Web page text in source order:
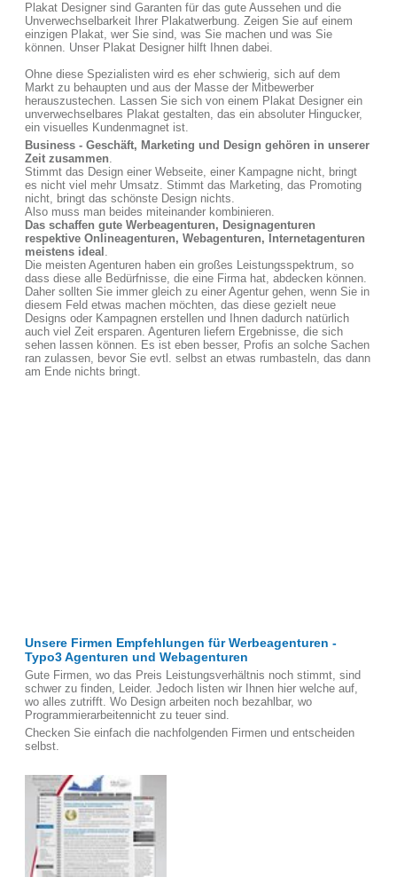
Plakat Designer sind Garanten für das gute Aussehen und die
Unverwechselbarkeit Ihrer Plakatwerbung. Zeigen Sie auf einem
einzigen Plakat, wer Sie sind, was Sie machen und was Sie
können. Unser Plakat Designer hilft Ihnen dabei.
Ohne diese Spezialisten wird es eher schwierig, sich auf dem
Markt zu behaupten und aus der Masse der Mitbewerber
herauszustechen. Lassen Sie sich von einem Plakat Designer ein
unverwechselbares Plakat gestalten, das ein absoluter Hingucker,
ein visuelles Kundenmagnet ist.
Business - Geschäft, Marketing und Design gehören in unserer
Zeit zusammen.
Stimmt das Design einer Webseite, einer Kampagne nicht, bringt
es nicht viel mehr Umsatz. Stimmt das Marketing, das Promoting
nicht, bringt das schönste Design nichts.
Also muss man beides miteinander kombinieren.
Das schaffen gute Werbeagenturen, Designagenturen
respektive Onlineagenturen, Webagenturen, Internetagenturen
meistens ideal .
Die meisten Agenturen haben ein großes Leistungsspektrum, so
dass diese alle Bedürfnisse, die eine Firma hat, abdecken können.
Daher sollten Sie immer gleich zu einer Agentur gehen, wenn Sie in
diesem Feld etwas machen möchten, das diese gezielt neue
Designs oder Kampagnen erstellen und Ihnen dadurch natürlich
auch viel Zeit ersparen. Agenturen liefern Ergebnisse, die sich
sehen lassen können. Es ist eben besser, Profis an solche Sachen
ran zulassen, bevor Sie evtl. selbst an etwas rumbasteln, das dann
am Ende nichts bringt.
Unsere Firmen Empfehlungen für Werbeagenturen -
Typo3 Agenturen und Webagenturen
Gute Firmen, wo das Preis Leistungsverhältnis noch stimmt, sind
schwer zu finden, Leider. Jedoch listen wir Ihnen hier welche auf,
wo alles zutrifft. Wo Design arbeiten noch bezahlbar, wo
Programmierarbeitennicht zu teuer sind.
Checken Sie einfach die nachfolgenden Firmen und entscheiden
selbst.